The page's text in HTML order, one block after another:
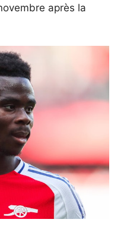
après la